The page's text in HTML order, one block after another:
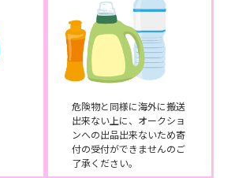
危険物と同様に海外に搬送
出来ない上に、オークショ
ンへの出品出来ないため寄
付の受付ができませんのご
了承ください。